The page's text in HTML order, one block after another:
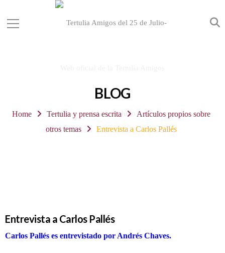
BLOG
Home Tertulia y prensa escrita
Artículos propios sobre
otros temas
Entrevista a Carlos Pallés
Entrevista a Carlos Pallés
Carlos Pallés es entrevistado por Andrés Chaves.